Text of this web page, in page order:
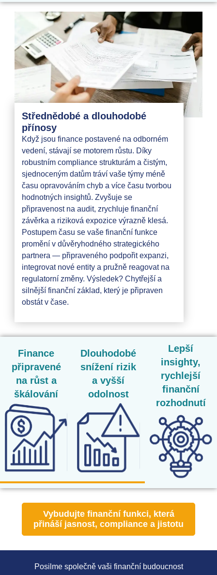
Střednědobé a dlouhodobé
přínosy
Když jsou finance postavené na odborném
vedení, stávají se motorem růstu. Díky
robustním compliance strukturám a čistým,
sjednoceným datům tráví vaše týmy méně
času opravováním chyb a více času tvorbou
hodnotných insightů. Zvyšuje se
připravenost na audit, zrychluje finanční
závěrka a riziková expozice výrazně klesá.
Postupem času se vaše finanční funkce
promění v důvěryhodného strategického
partnera — připraveného podpořit expanzi,
integrovat nové entity a pružně reagovat na
regulatorní změny. Výsledek? Chytřejší a
silnější finanční základ, který je připraven
obstát v čase.
Finance
připravené
na růst a
škálování
Dlouhodobé
snížení rizik
a vyšší
odolnost
Lepší
insighty,
rychlejší
finanční
rozhodnutí
Vybudujte finanční funkci, která
přináší jasnost, compliance a jistotu
Posilme společně vaši finanční budoucnost